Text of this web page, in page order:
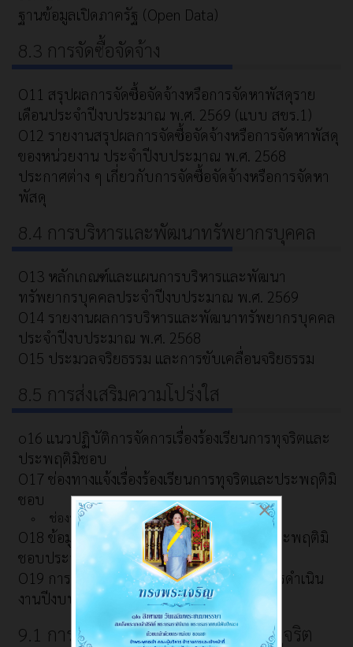
ฐานข้อมูลเปิดภาครัฐ (Open Data)
8.3 การจัดซื้อจัดจ้าง
O11 สรุปผลการจัดซื้อจัดจ้างหรือการจัดหาพัสดุราย
เดือนประจำปีงบประมาณ พ.ศ. 2569 (แบบ สขร.1)
O12 รายงานสรุปผลการจัดซื้อจัดจ้างหรือการจัดหาพัสดุ
ของหน่วยงาน ประจำปีงบประมาณ พ.ศ. 2568
ประกาศต่าง ๆ เกี่ยวกับการจัดซื้อจัดจ้างหรือการจัดหา
พัสดุ
8.4 การบริหารและพัฒนาทรัพยากรบุคคล
O13 หลักเกณฑ์และแผนการบริหารและพัฒนา
ทรัพยากรบุคคลประจำปีงบประมาณ พ.ศ. 2569
O14 รายงานผลการบริหารและพัฒนาทรัพยากรบุคคล
ประจำปีงบประมาณ พ.ศ. 2568
O15 ประมวลจริยธรรม และการขับเคลื่อนจริยธรรม
8.5 การส่งเสริมความโปร่งใส
o16 แนวปฏิบัติการจัดการเรื่องร้องเรียนการทุจริตและ
ประพฤติมิชอบ
O17 ช่องทางแจ้งเรื่องร้องเรียนการทุจริตและประพฤติมิ
ชอบ
ช่องทางการรับฟังความคิดเห็น
O18 ข้อมูลสถิติเรื่องร้องเรียนการทุจริตและประพฤติมิ
ชอบประจำปีงบประมาณ พ.ศ. 2568
O19 การเปิดโอกาสให้เกิดการมีส่วนร่วมในการดำเนิน
งานปีงบประมาณ พ.ศ. 2569
9.1 การบริหารจัดการความเสี่ยงการทุจริต
×